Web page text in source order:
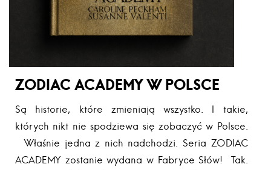
ZODIAC ACADEMY W POLSCE
Są historie, które zmieniają wszystko. I takie,
których nikt nie spodziewa się zobaczyć w Polsce.
Właśnie jedna z nich nadchodzi. Seria ZODIAC
ACADEMY zostanie wydana w Fabryce Słów! Tak.